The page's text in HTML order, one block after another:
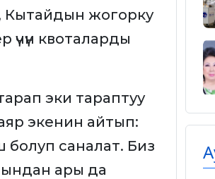
Кытайдын жогорку
квоталарды
эки тараптуу
экенин айтып:
болуп саналат. Биз
ары да